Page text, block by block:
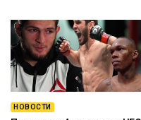
НОВОСТИ